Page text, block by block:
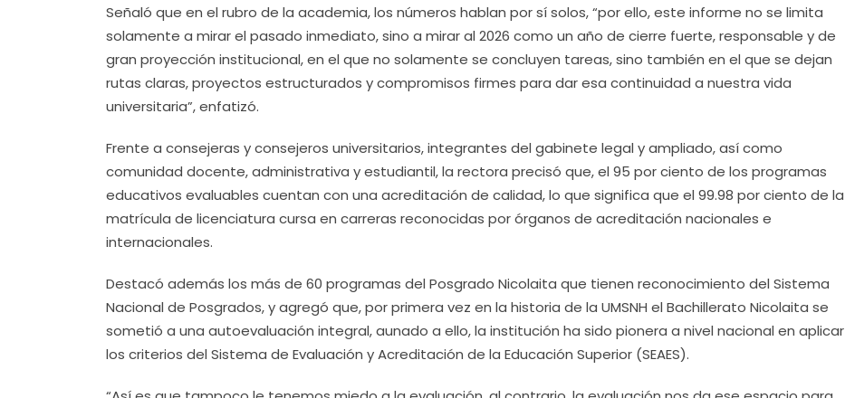
Señaló que en el rubro de la academia, los números hablan por sí solos, “por ello, este informe no se limita
solamente a mirar el pasado inmediato, sino a mirar al 2026 como un año de cierre fuerte, responsable y de
gran proyección institucional, en el que no solamente se concluyen tareas, sino también en el que se dejan
rutas claras, proyectos estructurados y compromisos firmes para dar esa continuidad a nuestra vida
universitaria”, enfatizó.
Frente a consejeras y consejeros universitarios, integrantes del gabinete legal y ampliado, así como
comunidad docente, administrativa y estudiantil, la rectora precisó que, el 95 por ciento de los programas
educativos evaluables cuentan con una acreditación de calidad, lo que significa que el 99.98 por ciento de la
matrícula de licenciatura cursa en carreras reconocidas por órganos de acreditación nacionales e
internacionales.
Destacó además los más de 60 programas del Posgrado Nicolaita que tienen reconocimiento del Sistema
Nacional de Posgrados, y agregó que, por primera vez en la historia de la UMSNH el Bachillerato Nicolaita se
sometió a una autoevaluación integral, aunado a ello, la institución ha sido pionera a nivel nacional en aplicar
los criterios del Sistema de Evaluación y Acreditación de la Educación Superior (SEAES).